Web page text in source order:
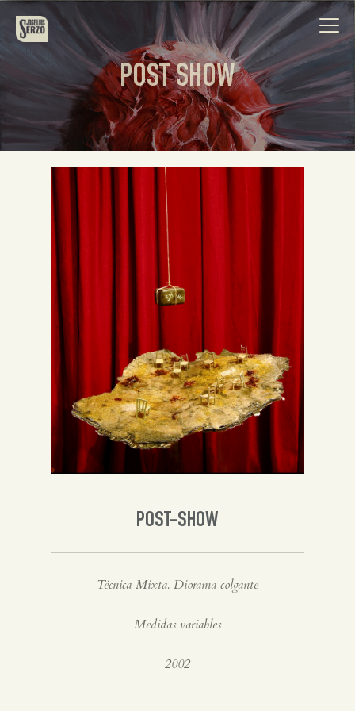
Obra
Biografía
Noticias
Contacto
Inglés
POST SHOW
POST-SHOW
Técnica Mixta. Diorama colgante
Medidas variables
2002